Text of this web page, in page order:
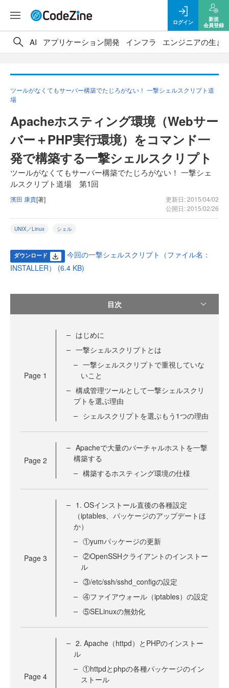
ログイン
新規
会員登録
AI アプリケーション開発 インフラ エンジニアの生き
ツールがなくてもサーバー構築でたじろがない！ 一撃シェルスクリプト道
場
Apacheホスティング環境（Webサー
バー＋PHP実行環境）をコマンド一
発で構築する一撃シェルスクリプト
ツールがなくてもサーバー構築でたじろがない！ 一撃シェ
ルスクリプト道場 第1回
濱田 康貴[著]
更新日: 2015/04/02
公開日: 2015/02/26
UNIX／Linux シェル
ダウンロード
今回の一撃シェルスクリプト（ファイル名：
INSTALLER） (6.4 KB)
目次
Page 1
はじめに
一撃シェルスクリプトとは
一撃シェルスクリプトで重視していな
いこと
構成管理ツールとして一撃シェルスクリ
プトを選ぶ理由
シェルスクリプトを選ぶもう1つの理由
Page 2
Apacheで大量のバーチャルホストを一撃
構築する
構築するホスティング環境の仕様
Page 3
1. OSインストール直後の各種設定
（iptables、パッケージのアップデートほ
か）
①yumパッケージの更新
②OpenSSHクライアントのインストー
ル
③/etc/ssh/sshd_configの設定
④ファイアウォール（iptables）の設定
⑤SELinuxの無効化
Page 4
2. Apache（httpd）とPHPのインストー
ル
①httpdとphpの各種パッケージのイン
ストール